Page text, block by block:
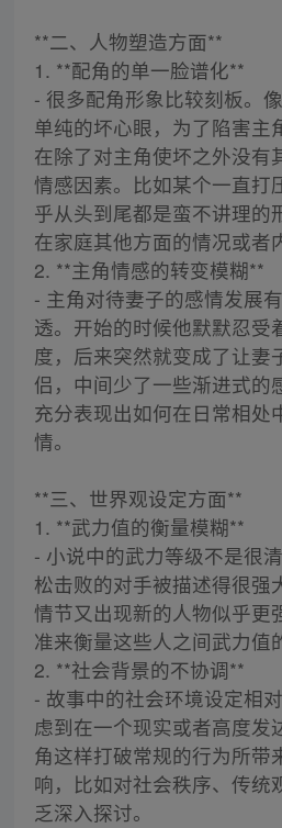
**二、人物塑造方面**
1. **配角的单一脸谱化**
- 很多配角形象比较刻板。
单纯的坏心眼，为了陷害主
在除了对主角使坏之外没有
情感因素。比如某个一直打
乎从头到尾都是蛮不讲理的
在家庭其他方面的情况或者
2. **主角情感的转变模糊**
- 主角对待妻子的感情发展
透。开始的时候他默默忍受
度，后来突然就变成了让妻
侣，中间少了一些渐进式的
充分表现出如何在日常相处
情。
**三、世界观设定方面**
1. **武力值的衡量模糊**
- 小说中的武力等级不是很
松击败的对手被描述得很强
情节又出现新的人物似乎更
准来衡量这些人之间武力值
2. **社会背景的不协调**
- 故事中的社会环境设定相
虑到在一个现实或者高度发
角这样打破常规的行为所带
响，比如对社会秩序、传统
乏深入探讨。